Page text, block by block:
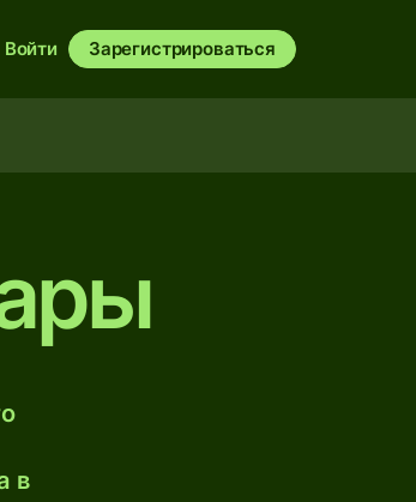
Войти Зарегистрироваться
в